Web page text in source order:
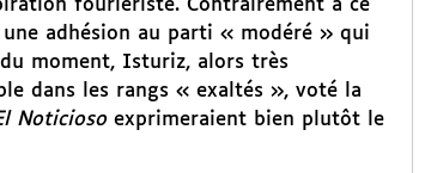
fouriériste. Contrairement à ce
adhésion au parti « modéré » qui
moment, Isturiz, alors très
dans les rangs « exaltés », voté la
Noticiosoexprimeraient bien plutôt le